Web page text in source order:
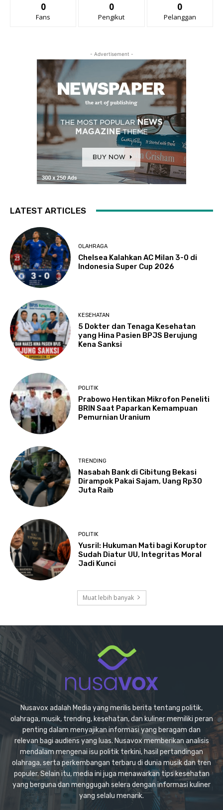
0
Fans
0
Pengikut
0
Pelanggan
- Advertisement -
LATEST ARTICLES
OLAHRAGA
Chelsea Kalahkan AC Milan 3-0 di
Indonesia Super Cup 2026
KESEHATAN
5 Dokter dan Tenaga Kesehatan
yang Hina Pasien BPJS Berujung
Kena Sanksi
POLITIK
Prabowo Hentikan Mikrofon Peneliti
BRIN Saat Paparkan Kemampuan
Pemurnian Uranium
TRENDING
Nasabah Bank di Cibitung Bekasi
Dirampok Pakai Sajam, Uang Rp30
Juta Raib
POLITIK
Yusril: Hukuman Mati bagi Koruptor
Sudah Diatur UU, Integritas Moral
Jadi Kunci
Muat lebih banyak
Nusavox adalah Media yang merilis berita tentang politik,
olahraga, musik, trending, kesehatan, dan kuliner memiliki peran
penting dalam menyajikan informasi yang beragam dan
relevan bagi audiens yang luas. Nusavox memberikan analisis
mendalam mengenai isu politik terkini, hasil pertandingan
olahraga, serta perkembangan terbaru di dunia musik dan tren
populer. Selain itu, media ini juga menawarkan tips kesehatan
yang berguna dan menggugah selera dengan informasi kuliner
yang selalu menarik.